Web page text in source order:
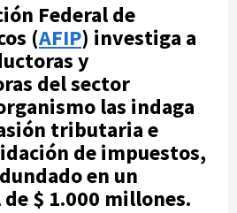
Federal de
(AFIP) investiga a
y
del sector
las indaga
tributaria e
de impuestos,
en un
$ 1.000 millones.